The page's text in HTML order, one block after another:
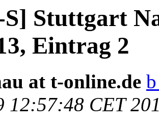
Stuttgart
Eintrag 2
at t-online.de
12:57:48 CET